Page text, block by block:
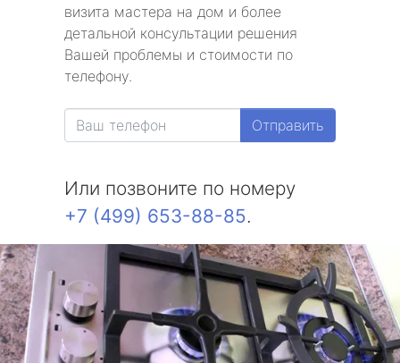
визита мастера на дом и более
детальной консультации решения
Вашей проблемы и стоимости по
телефону.
Отправить
Или позвоните по номеру
+7 (499) 653-88-85.